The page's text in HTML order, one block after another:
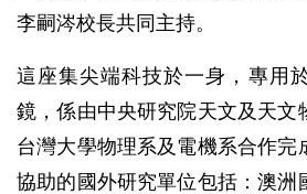
李嗣涔校長共同主持。
這座集尖端科技於一身，專用
鏡，係由中央研究院天文及天文
台灣大學物理系及電機系合作完
協助的國外研究單位包括：澳洲